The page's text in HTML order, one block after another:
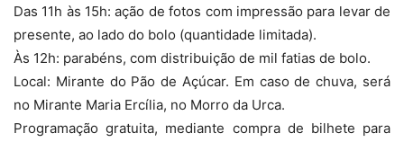
Das 11h às 15h: ação de fotos com impressão para levar de
presente, ao lado do bolo (quantidade limitada).
Às 12h: parabéns, com distribuição de mil fatias de bolo.
Local: Mirante do Pão de Açúcar. Em caso de chuva, será
no Mirante Maria Ercília, no Morro da Urca.
Programação gratuita, mediante compra de bilhete para